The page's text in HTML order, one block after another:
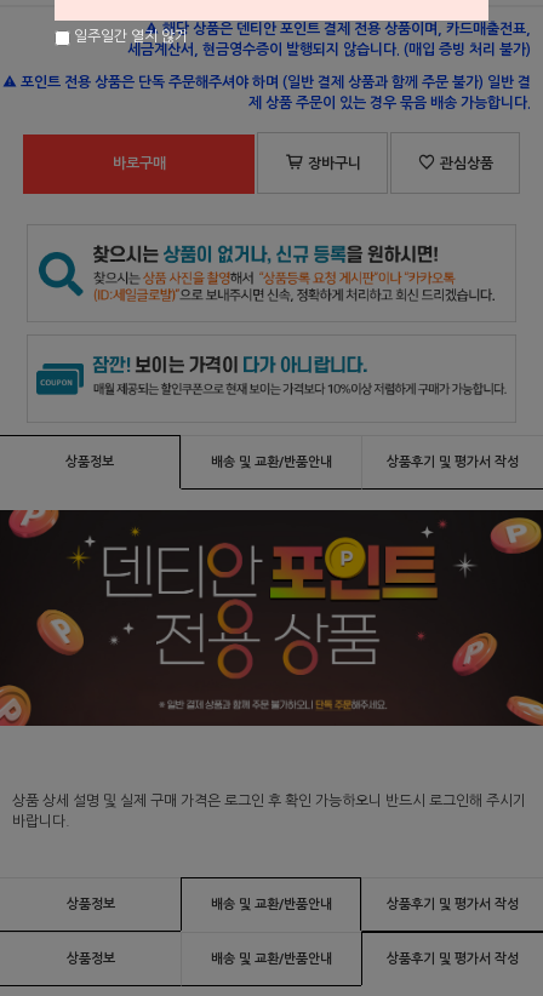
해당 상품은 덴티안 포인트 결제 전용 상품이며, 카드매출전표,
세금계산서, 현금영수증이 발행되지 않습니다. (매입 증빙 처리 불가)
포인트 전용 상품은 단독 주문해주셔야 하며 (일반 결제 상품과 함께 주문 불가) 일반 결
제 상품 주문이 있는 경우 묶음 배송 가능합니다.
바로구매 장바구니 관심상품
상품정보 배송 및 교환/반품안내 상품후기 및 평가서 작성
상품 상세 설명 및 실제 구매 가격은 로그인 후 확인 가능하오니 반드시 로그인해 주시기
바랍니다.
상품정보 배송 및 교환/반품안내 상품후기 및 평가서 작성
상품정보 배송 및 교환/반품안내 상품후기 및 평가서 작성
일주일간 열지 않기